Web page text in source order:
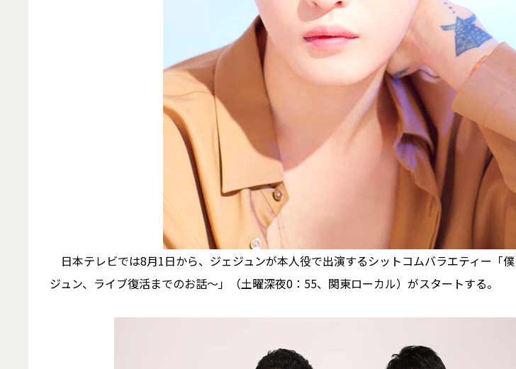
日本テレビでは8月1日から、ジェジュンが本人役で出演するシットコムバラエティー「
ジュン、ライブ復活までのお話～」（土曜深夜0：55、関東ローカル）がスタートする。